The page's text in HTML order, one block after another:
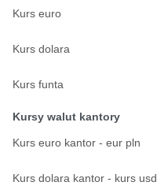
Kurs euro
Kurs dolara
Kurs funta
Kursy walut kantory
Kurs euro kantor - eur pln
Kurs dolara kantor - kurs usd